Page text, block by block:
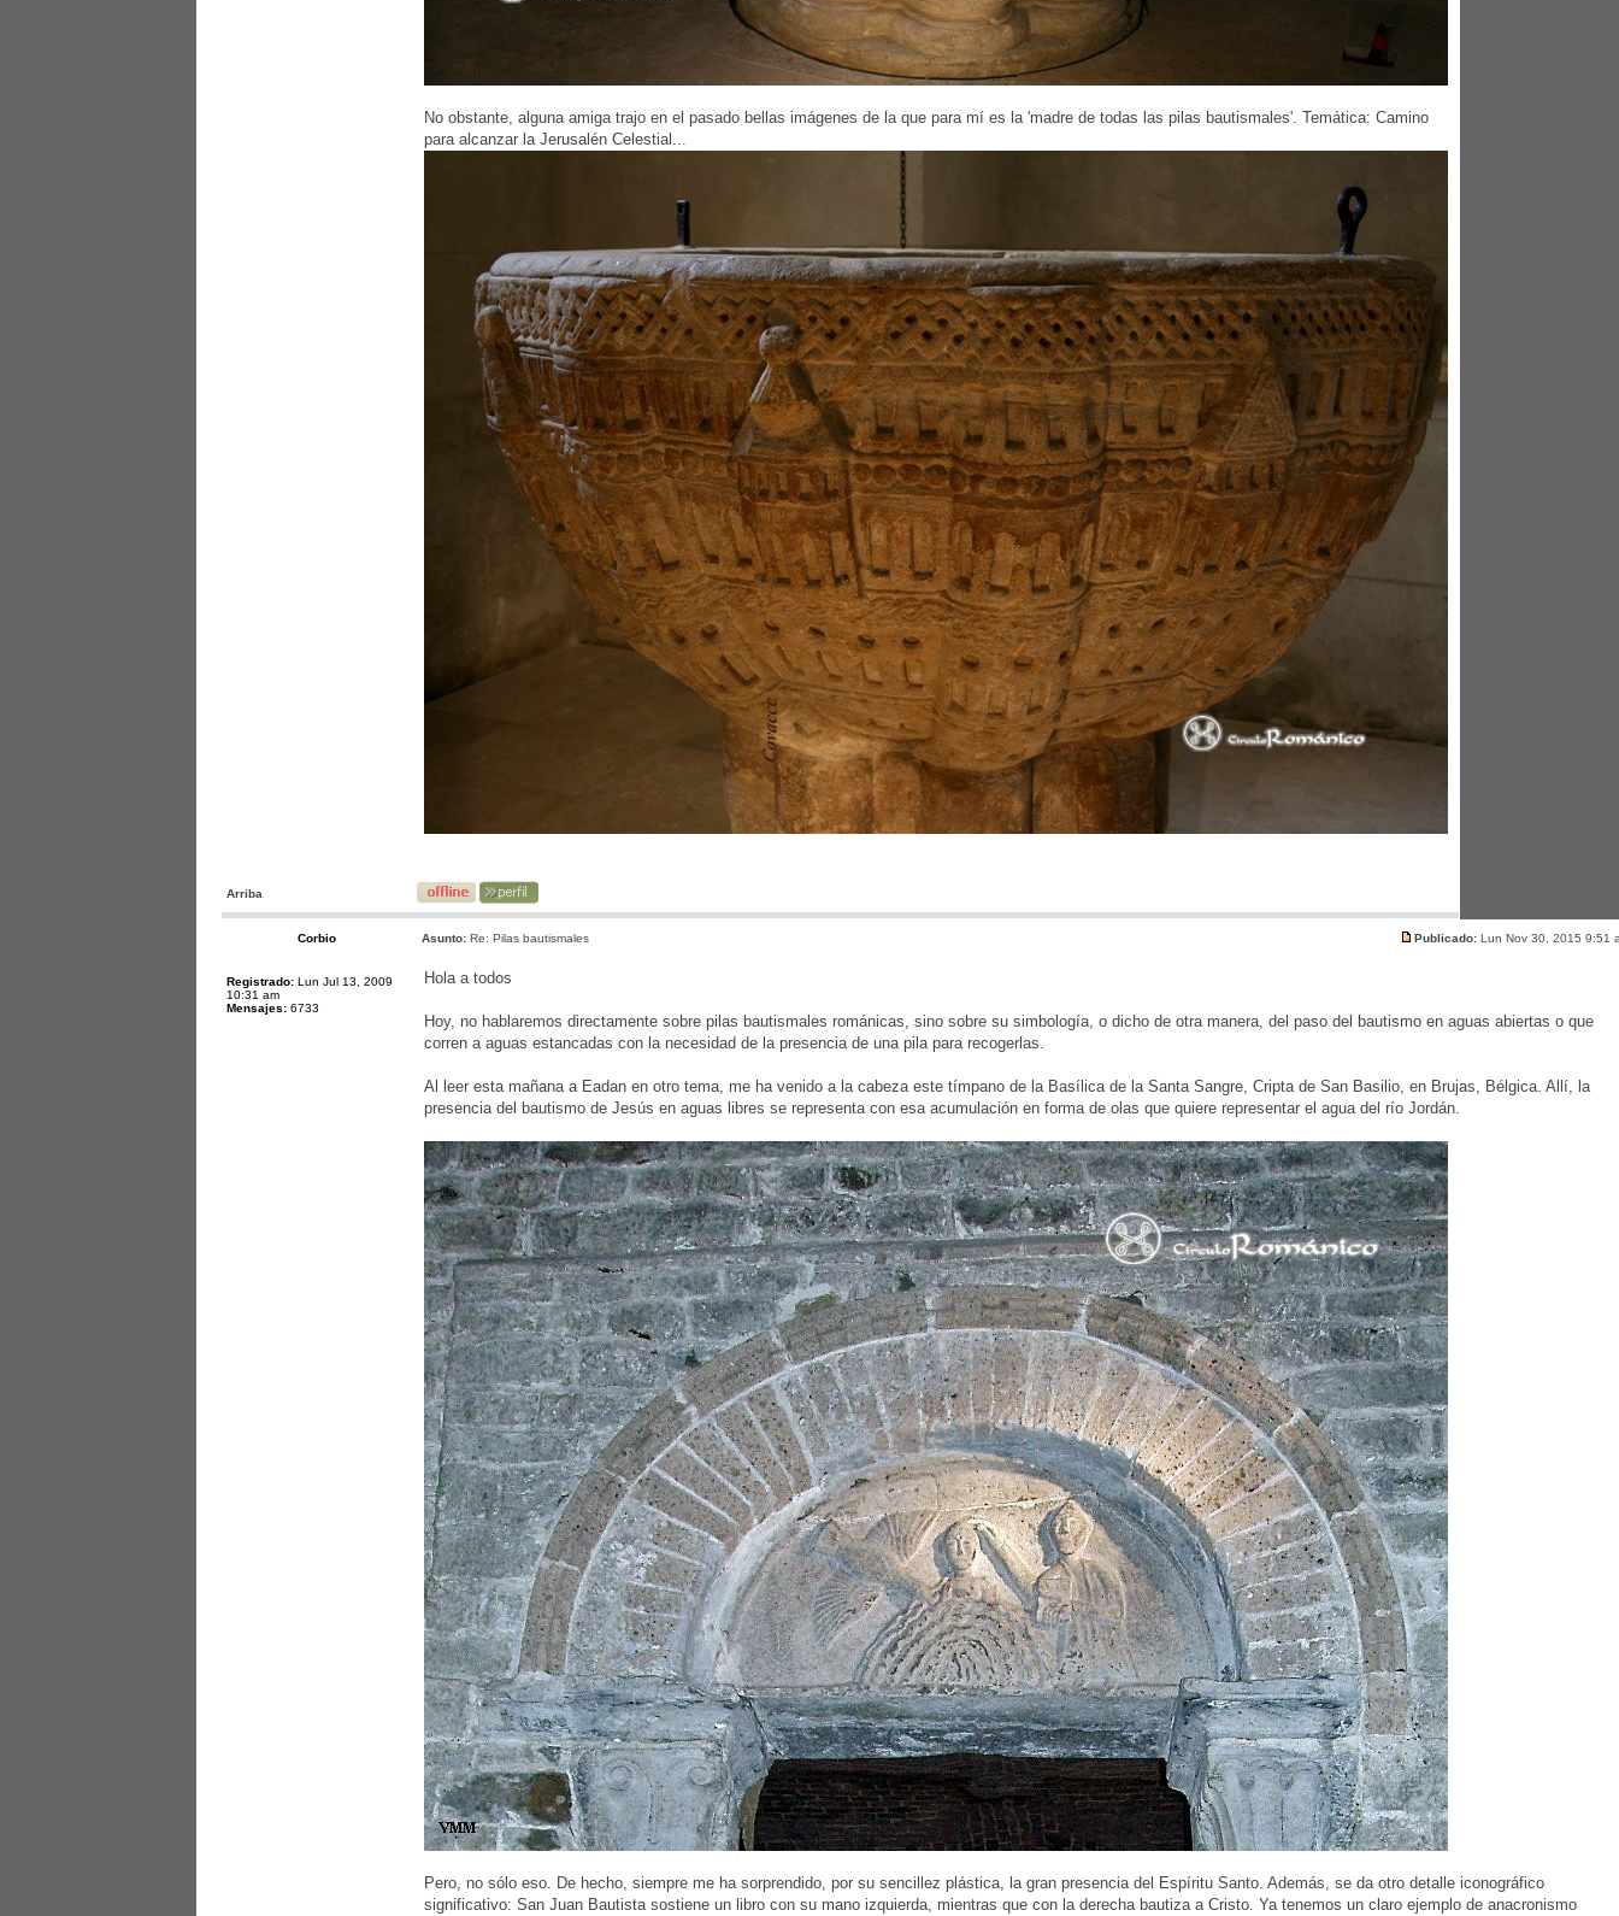
No obstante, alguna amiga trajo en el pasado bellas imágenes de la que para mí es la 'madre de todas las pilas bautismales'. Temática: Camino
para alcanzar la Jerusalén Celestial...
Arriba
Corbio Asunto: Re: Pilas bautismales Publicado: Lun Nov 30, 2015 9:51
Registrado: Lun Jul 13, 2009
10:31 am
Mensajes: 6733
Hola a todos
Hoy, no hablaremos directamente sobre pilas bautismales románicas, sino sobre su simbología, o dicho de otra manera, del paso del bautismo en aguas abiertas o que
corren a aguas estancadas con la necesidad de la presencia de una pila para recogerlas.
Al leer esta mañana a Eadan en otro tema, me ha venido a la cabeza este tímpano de la Basílica de la Santa Sangre, Cripta de San Basilio, en Brujas, Bélgica. Allí, la
presencia del bautismo de Jesús en aguas libres se representa con esa acumulación en forma de olas que quiere representar el agua del río Jordán.
Pero, no sólo eso. De hecho, siempre me ha sorprendido, por su sencillez plástica, la gran presencia del Espíritu Santo. Además, se da otro detalle iconográfico
significativo: San Juan Bautista sostiene un libro con su mano izquierda, mientras que con la derecha bautiza a Cristo. Ya tenemos un claro ejemplo de anacronismo